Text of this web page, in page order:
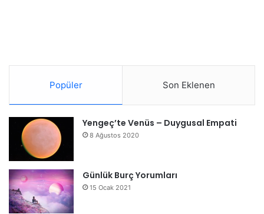
Popüler Son Eklenen
Yengeç’te Venüs – Duygusal Empati
8 Ağustos 2020
Günlük Burç Yorumları
15 Ocak 2021